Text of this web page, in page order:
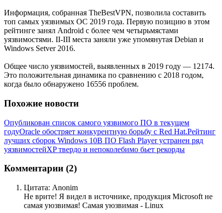
Информация, собранная TheBestVPN, позволила составить
топ самых уязвимых ОС 2019 года. Первую позицию в этом
рейтинге занял Android с более чем четырьмястами
уязвимостями. II-III места заняли уже упомянутая Debian и
Windows Setver 2016.
Общее число уязвимостей, выявленных в 2019 году — 12174.
Это положительная динамика по сравнению с 2018 годом,
когда было обнаружено 16556 проблем.
Похожие новости
Опубликован список самого уязвимого ПО в текущем
годуOracle обостряет конкурентную борьбу с Red Hat.Рейтинг
лучших сборок Windows 10В ПО Flash Player устранен ряд
уязвимостейXP твердо и непоколебимо бьет рекорды
Комментарии (2)
Цитата: Anonim
Не врите! Я видел в источнике, продукция Microsoft не
самая уюзвимая! Самая уюзвимая - Linux